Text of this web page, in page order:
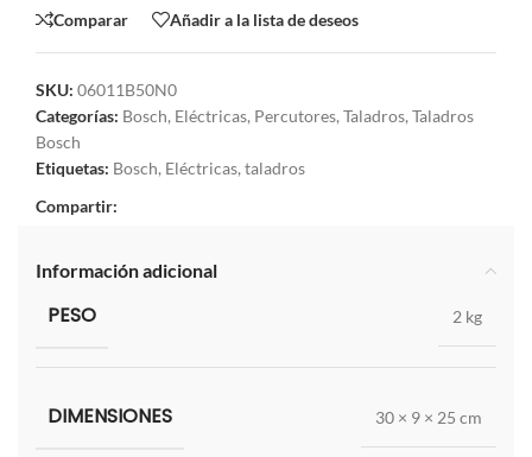
Comparar Añadir a la lista de deseos
SKU: 06011B50N0
Categorías: Bosch, Eléctricas, Percutores, Taladros, Taladros
Bosch
Etiquetas: Bosch, Eléctricas, taladros
Compartir:
Información adicional
PESO 2 kg
DIMENSIONES 30 × 9 × 25 cm